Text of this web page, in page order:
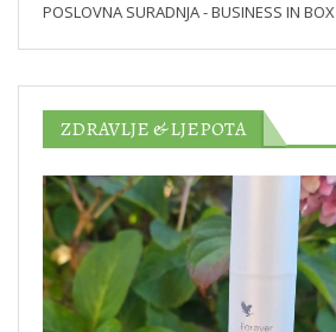
POSLOVNA SURADNJA - BUSINESS IN BOX
ZDRAVLJE & LJEPOTA